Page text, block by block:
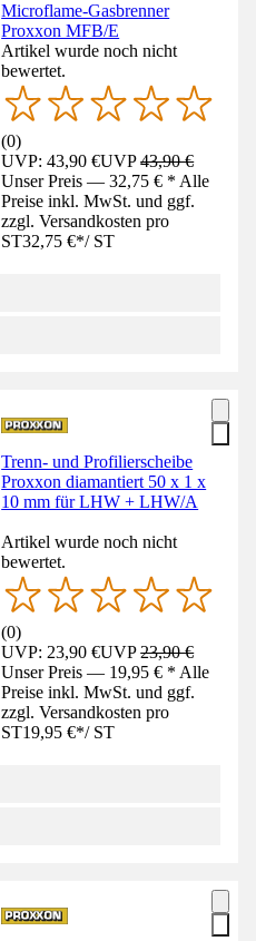
Microflame-Gasbrenner
Proxxon MFB/E
Artikel wurde noch nicht
bewertet.
(0)
UVP: 43,90 €UVP43,90 €
Unser Preis — 32,75 € * Alle
Preise inkl. MwSt. und ggf.
zzgl. Versandkosten pro
ST32,75 €*/ ST
Trenn- und Profilierscheibe
Proxxon diamantiert 50 x 1 x
10 mm für LHW + LHW/A
Artikel wurde noch nicht
bewertet.
(0)
UVP: 23,90 €UVP23,90 €
Unser Preis — 19,95 € * Alle
Preise inkl. MwSt. und ggf.
zzgl. Versandkosten pro
ST19,95 €*/ ST